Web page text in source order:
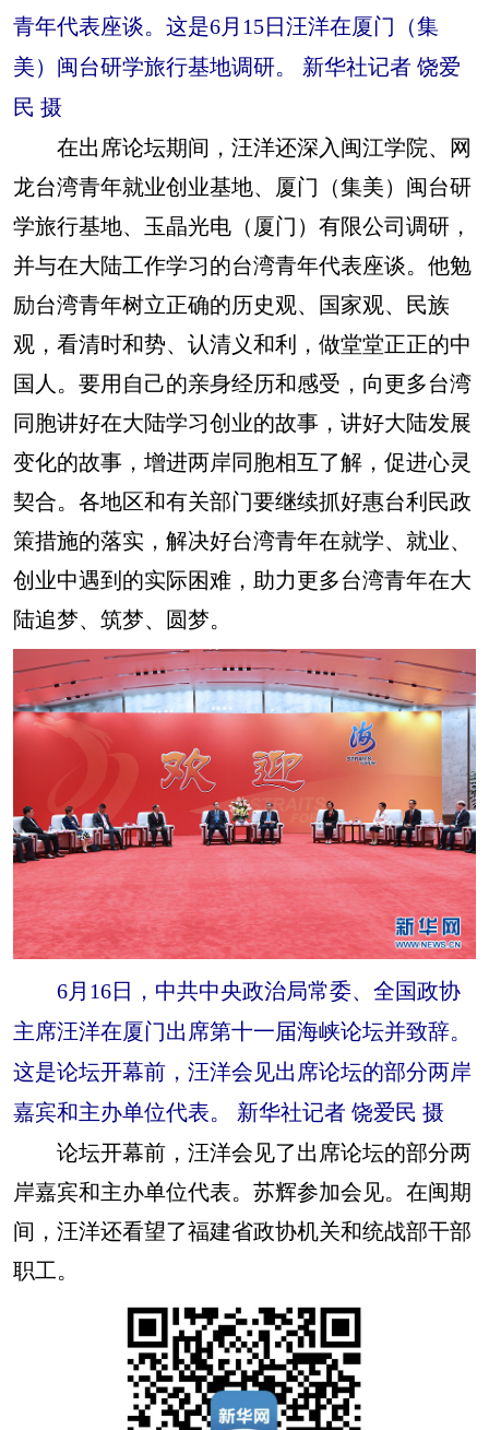
青年代表座谈。这是6月15日汪洋在厦门（集
美）闽台研学旅行基地调研。 新华社记者 饶爱
民 摄
在出席论坛期间，汪洋还深入闽江学院、网
龙台湾青年就业创业基地、厦门（集美）闽台研
学旅行基地、玉晶光电（厦门）有限公司调研，
并与在大陆工作学习的台湾青年代表座谈。他勉
励台湾青年树立正确的历史观、国家观、民族
观，看清时和势、认清义和利，做堂堂正正的中
国人。要用自己的亲身经历和感受，向更多台湾
同胞讲好在大陆学习创业的故事，讲好大陆发展
变化的故事，增进两岸同胞相互了解，促进心灵
契合。各地区和有关部门要继续抓好惠台利民政
策措施的落实，解决好台湾青年在就学、就业、
创业中遇到的实际困难，助力更多台湾青年在大
陆追梦、筑梦、圆梦。
6月16日，中共中央政治局常委、全国政协
主席汪洋在厦门出席第十一届海峡论坛并致辞。
这是论坛开幕前，汪洋会见出席论坛的部分两岸
嘉宾和主办单位代表。 新华社记者 饶爱民 摄
论坛开幕前，汪洋会见了出席论坛的部分两
岸嘉宾和主办单位代表。苏辉参加会见。在闽期
间，汪洋还看望了福建省政协机关和统战部干部
职工。